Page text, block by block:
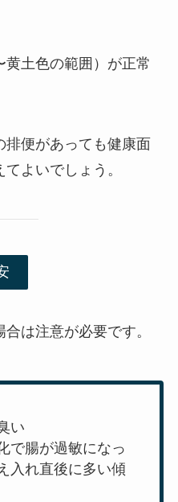
黄土色の範囲）が正常
排便があっても健康面
よいでしょう。
は注意が必要です。
い
で腸が過敏になっ
入れ直後に多い傾